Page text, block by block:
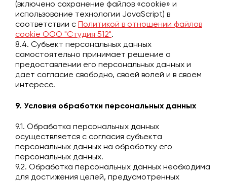
(включено сохранение файлов «cookie» и
использование технологии JavaScript) в
соответствии с Политикой в отношении файлов
cookie ООО "Студия 512".
8.4. Субъект персональных данных
самостоятельно принимает решение о
предоставлении его персональных данных и
дает согласие свободно, своей волей и в своем
интересе.
9. Условия обработки персональных данных
9.1. Обработка персональных данных
осуществляется с согласия субъекта
персональных данных на обработку его
персональных данных.
9.2. Обработка персональных данных необходима
для достижения целей, предусмотренных